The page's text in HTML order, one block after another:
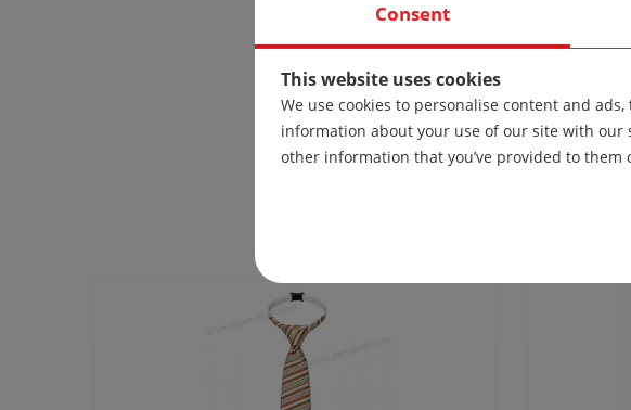
Consent
This website uses cookies
We use cookies to personalise content and
information about your use of our site with
other information that you’ve provided to them